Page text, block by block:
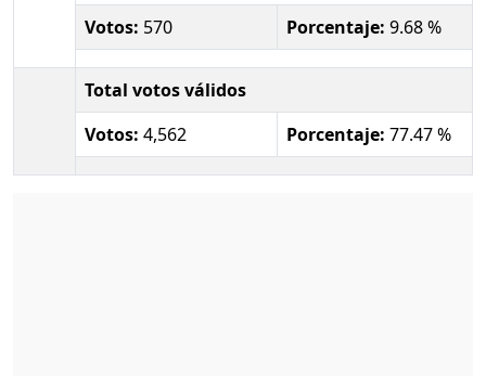
Votos: 570 Porcentaje: 9.68 %
Total votos válidos
Votos: 4,562 Porcentaje: 77.47 %